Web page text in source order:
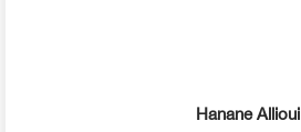
Hanane Allioui